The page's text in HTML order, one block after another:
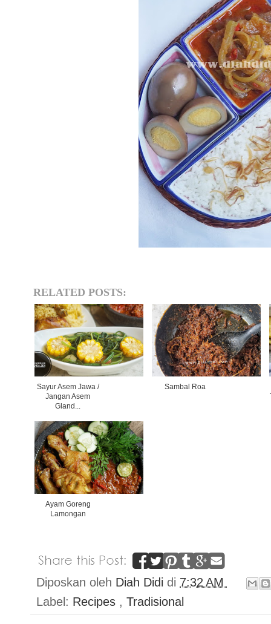
RELATED POSTS:
Sayur Asem Jawa /
Jangan Asem
Gland...
Sambal Roa
Ayam Goreng
Lamongan
Diposkan oleh Diah Didi di 7:32 AM
Label: Recipes , Tradisional